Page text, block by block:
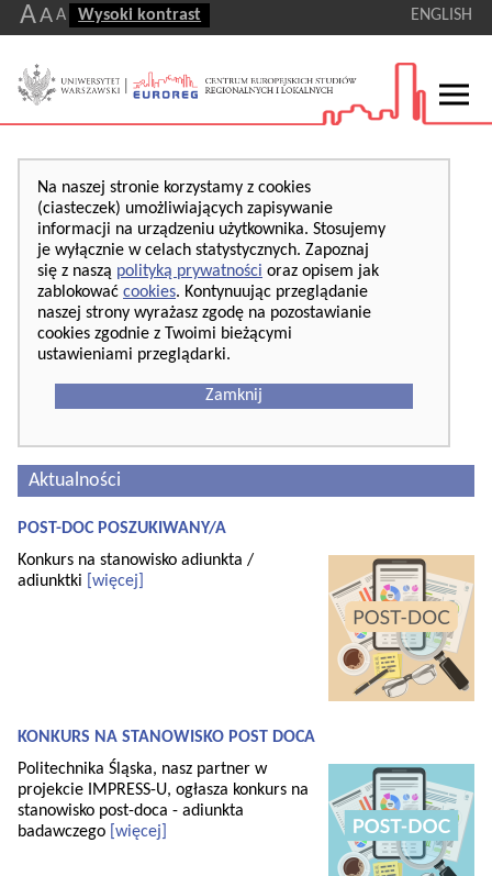
AA A Wysoki kontrast ENGLISH
Na naszej stronie korzystamy z cookies
(ciasteczek) umożliwiających zapisywanie
informacji na urządzeniu użytkownika. Stosujemy
je wyłącznie w celach statystycznych. Zapoznaj
się z naszą polityką prywatności oraz opisem jak
zablokować cookies. Kontynuując przeglądanie
naszej strony wyrażasz zgodę na pozostawianie
cookies zgodnie z Twoimi bieżącymi
ustawieniami przeglądarki.
Zamknij
Aktualności
POST-DOC POSZUKIWANY/A
Konkurs na stanowisko adiunkta /
adiunktki
[więcej]
KONKURS NA STANOWISKO POST DOCA
Politechnika Śląska, nasz partner w
projekcie IMPRESS-U, ogłasza konkurs na
stanowisko post-doca - adiunkta
badawczego [więcej]